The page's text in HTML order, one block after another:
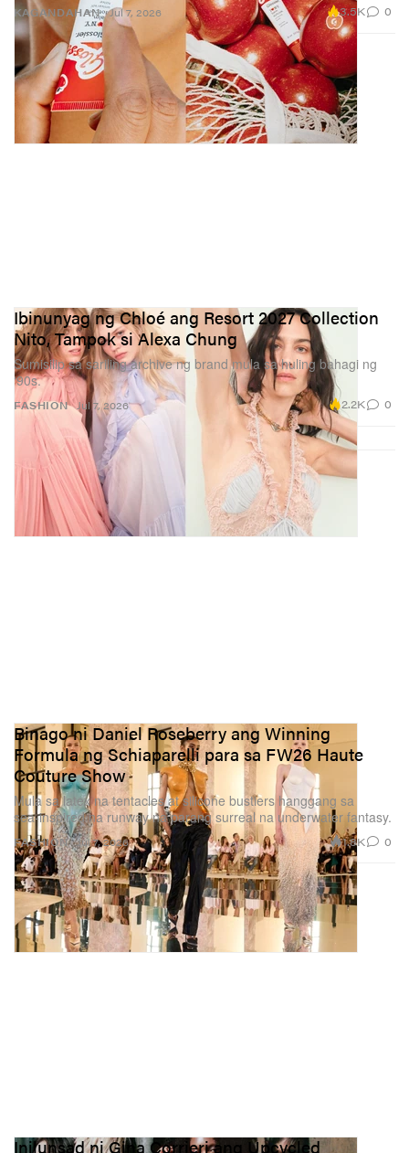
KAGANDAHAN Jul 7, 2026 3.5K 0
FASHION
Ibinunyag ng Chloé ang Resort 2027 Collection
Nito, Tampok si Alexa Chung
Sumisilip sa sariling archive ng brand mula sa huling bahagi ng
‘90s.
Jul 7, 2026 2.2K 0
FASHION
Binago ni Daniel Roseberry ang Winning
Formula ng Schiaparelli para sa FW26 Haute
Couture Show
Mula sa latex na tentacles at silicone bustiers hanggang sa
sea‑inspired na runway na parang surreal na underwater fantasy.
Jul 7, 2026 1.8K 0
Inilunsad ni Gina Corrieri ang Upcycled